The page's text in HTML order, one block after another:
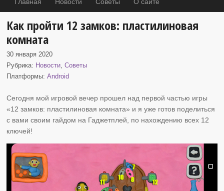
Как пройти 12 замков: пластилиновая
комната
30 января 2020
Рубрика: Новости,Советы
Платформы:Android
Сегодня мой игровой вечер прошел над первой частью игры
«12 замков: пластилиновая комната» и я уже готов поделиться
с вами своим гайдом на Гаджетплей, по нахождению всех 12
ключей!